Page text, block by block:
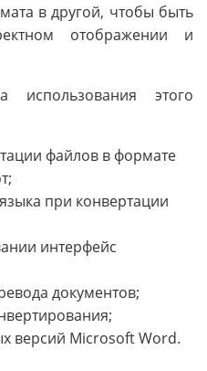
в другой, чтобы быть
отображении и
использования этого
файлов в формате
при конвертации
интерфейс
документов;
версий Microsoft Word.